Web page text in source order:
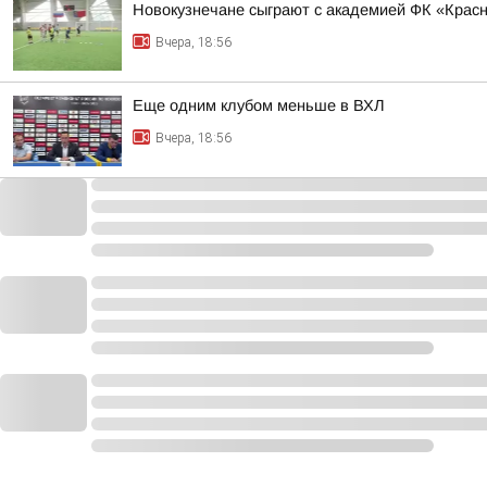
Новокузнечане сыграют с академией ФК
Вчера, 18:56
Еще одним клубом меньше в ВХЛ
Вчера, 18:56